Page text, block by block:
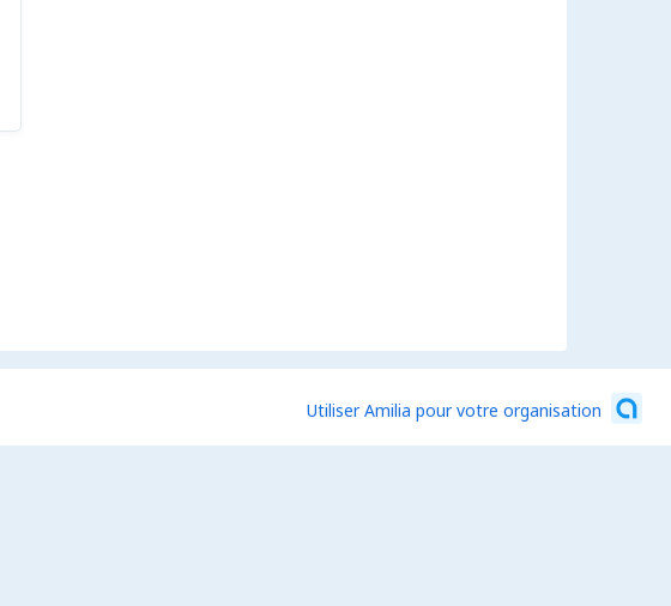
Utiliser Amilia pour votre organisation